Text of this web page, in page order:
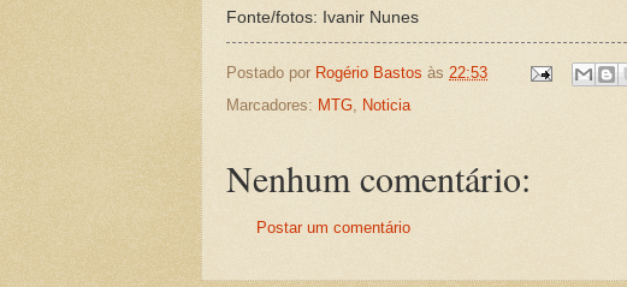
Fonte/fotos: Ivanir Nunes
Postado por Rogério Bastos às 22:53
Marcadores: MTG Noticia
Nenhum comentário:
Postar um comentário